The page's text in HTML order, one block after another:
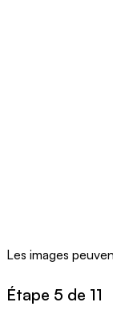
Les images
Étape 5 de 11